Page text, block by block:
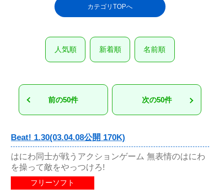
カテゴリTOPへ
人気順 新着順 名前順
前の50件 次の50件
Beat! 1.30(03.04.08公開 170K)
はにわ同士が戦うアクションゲーム 無表情のはにわ
を操って敵をやっつけろ!
フリーソフト